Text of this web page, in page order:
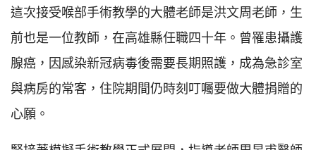
這次接受喉部手術教學的大體老師是洪文周老師，生
前也是一位教師，在高雄縣任職四十年。曾罹患攝護
腺癌，因感染新冠病毒後需要長期照護，成為急診室
與病房的常客，住院期間仍時刻叮囑要做大體捐贈的
心願。